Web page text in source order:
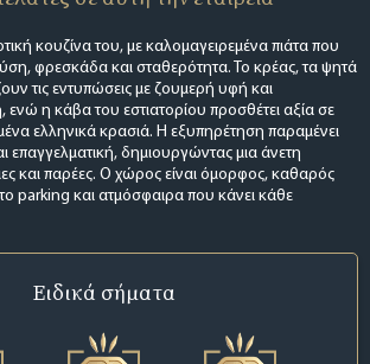
κουζίνα του, με καλομαγειρεμένα πιάτα που
φρεσκάδα και σταθερότητα. Το κρέας, τα ψητά
τις εντυπώσεις με ζουμερή υφή και
ενώ η κάβα του εστιατορίου προσθέτει αξία σε
ελληνικά κρασιά. Η εξυπηρέτηση παραμένει
επαγγελματική, δημιουργώντας μια άνετη
και παρέες. Ο χώρος είναι όμορφος, καθαρός
parking και ατμόσφαιρα που κάνει κάθε
Ειδικά σήματα